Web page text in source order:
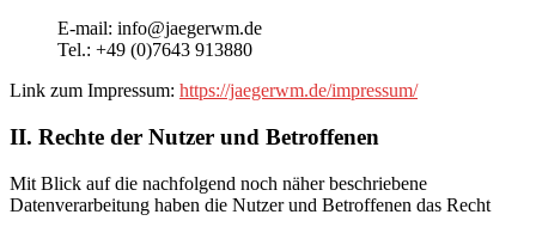
E-mail: info@jaegerwm.de
Tel.: +49 (0)7643 913880
Link zum Impressum: https://jaegerwm.de/impressum/
II. Rechte der Nutzer und Betroffenen
Mit Blick auf die nachfolgend noch näher beschriebene
Datenverarbeitung haben die Nutzer und Betroffenen das Recht